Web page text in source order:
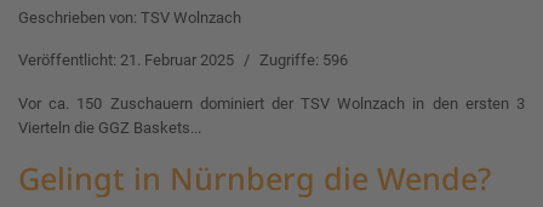
Geschrieben von: TSV Wolnzach
Veröffentlicht: 21. Februar 2025 Zugriffe: 596
Vor ca. 150 Zuschauern dominiert der TSV Wolnzach in den ersten 3
Vierteln die GGZ Baskets...
Gelingt in Nürnberg die Wende?